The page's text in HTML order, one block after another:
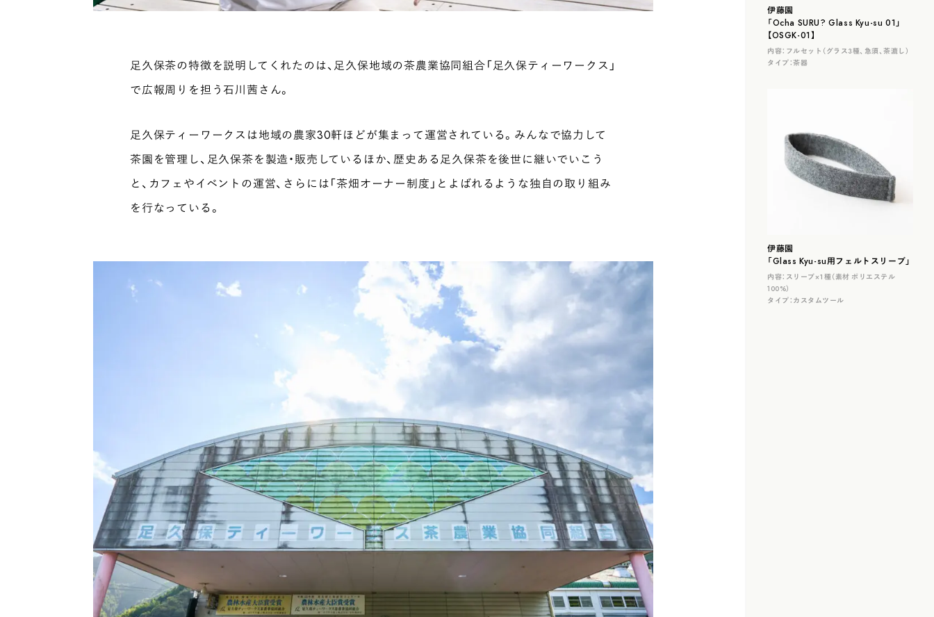
足久保茶の特徴を説明してくれたのは、足久保地域の茶農業協同組合「足久保ティーワークス」
で広報周りを担う石川茜さん。
足久保ティーワークスは地域の農家30軒ほどが集まって運営されている。みんなで協力して
茶園を管理し、足久保茶を製造・販売しているほか、歴史ある足久保茶を後世に継いでいこう
と、カフェやイベントの運営、さらには「茶畑オーナー制度」とよばれるような独自の取り組み
を行なっている。
伊藤園
「Ocha SURU? Glass Kyu-su 01」
【OSGK-01】
内容： フルセット（グラス３種、急須、茶漉し）
タイプ：茶器
伊藤園
「Glass Kyu-su用フェルトスリーブ」
内容： スリーブ×１種（素材 ポリエステル
100%）
タイプ： カスタムツール